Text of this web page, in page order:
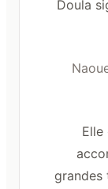
Doula
grandes